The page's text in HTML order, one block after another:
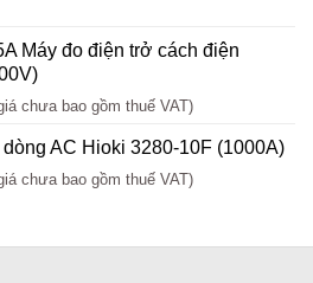
Máy đo điện trở cách điện
chưa bao gồm thuế VAT)
AC Hioki 3280-10F (1000A)
chưa bao gồm thuế VAT)